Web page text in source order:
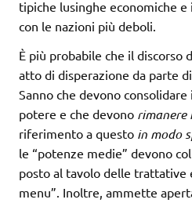
tipiche lusinghe economiche
con le nazioni più deboli.
È più probabile che il discorso
atto di disperazione da parte
Sanno che devono
potere e che devono rimanere
riferimento a questo in modo
le “potenze medie” devono
posto al tavolo delle trattative
menu”. Inoltre, ammette